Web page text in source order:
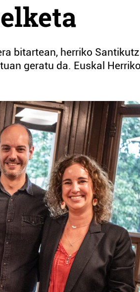
bitartean, herriko Santikutz
geratu da. Euskal